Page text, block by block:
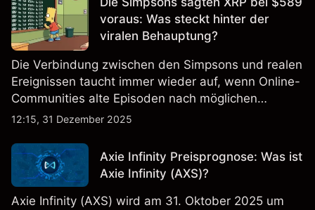
voraus: Was steckt hinter der
viralen Behauptung?
Die Verbindung zwischen den Simpsons und realen
Ereignissen taucht immer wieder auf, wenn Online-
Communities alte Episoden nach möglichen
Hinweisen oder Zufällen durchsuchen. XRP wurde
einige Zuschauer fragen lässt, ob die Serie jemals
auf ein bestimmtes Preisniveau hingedeutet hat.
12:15, 31 Dezember 2025
Axie Infinity Preisprognose: Was ist
Axie Infinity (AXS)?
Axie Infinity (AXS) wird am 31. Oktober 2025 um